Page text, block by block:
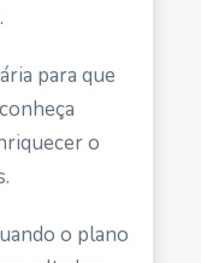
para que
o
o plano